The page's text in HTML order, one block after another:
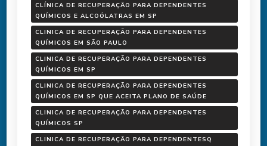
CLÍNICA DE RECUPERAÇÃO PARA DEPENDENTES
QUÍMICOS E ALCOÓLATRAS EM SP
CLINICA DE RECUPERAÇÃO PARA DEPENDENTES
QUÍMICOS EM SÃO PAULO
CLINICA DE RECUPERAÇÃO PARA DEPENDENTES
QUÍMICOS EM SP
CLINICA DE RECUPERAÇÃO PARA DEPENDENTES
QUÍMICOS EM SP QUE ACEITA PLANO DE SAÚDE
CLINICA DE RECUPERAÇÃO PARA DEPENDENTES
QUÍMICOS SP
CLINICA DE RECUPERAÇÃO PARA DEPENDENTESQ